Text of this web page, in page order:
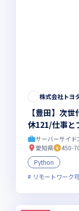
【豊田】次
休121/仕事
サーバーサイド
愛知県
450-
Python
リモートワーク